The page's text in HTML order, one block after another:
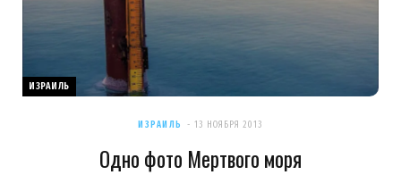
ИЗРАИЛЬ
ИЗРАИЛЬ 13 НОЯБРЯ 2013
Одно фото Мертвого моря